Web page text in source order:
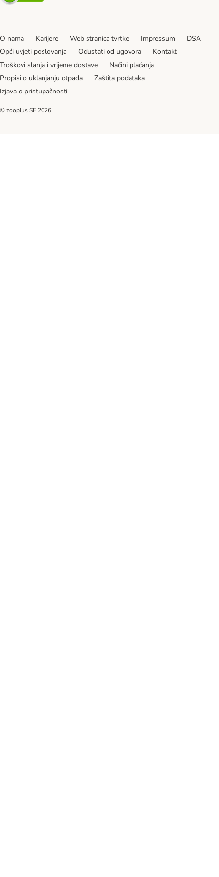
O nama Karijere Web stranica tvrtke Impressum
DSA
Opći uvjeti poslovanja
Odustati od ugovora
Kontakt
Troškovi slanja i vrijeme dostave
Načini plaćanja
Propisi o uklanjanju otpada
Zaštita podataka
Izjava o pristupačnosti
© zooplus SE 2026